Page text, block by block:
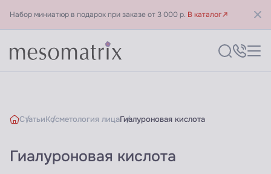
Набор миниатюр в подарок при заказе от 3 000 р. В каталог
СтатьиКосметология лицаГиалуроновая кислота
Гиалуроновая кислота